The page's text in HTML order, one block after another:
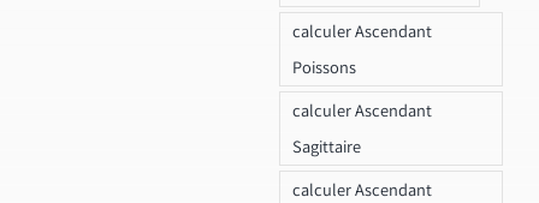
calculer Ascendant
Poissons
calculer Ascendant
Sagittaire
calculer Ascendant